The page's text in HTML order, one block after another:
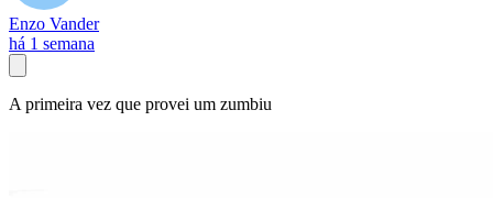
Enzo Vander
há 1 semana
A primeira vez que provei um zumbiu